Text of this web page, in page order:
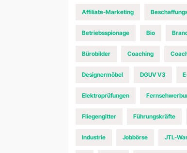
Affiliate-Marketing
Betriebsspionage Bio
Bürobilder Coaching
Designermöbel DGUV V3
Elektroprüfungen
Fliegengitter Führungskräfte
Industrie Jobbörse JTL-